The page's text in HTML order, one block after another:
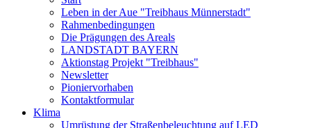
Leben in der Aue "Treibhaus Münnerstadt"
Rahmenbedingungen
Die Prägungen des Areals
LANDSTADT BAYERN
Aktionstag Projekt "Treibhaus"
Newsletter
Pioniervorhaben
Kontaktformular
Klima
Umrüstung der Straßenbeleuchtung auf LED